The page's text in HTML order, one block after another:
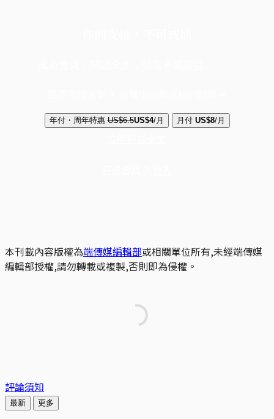
年付・周年特惠 US$6.5US$4/月 月付 US$8/月
本刊載內容版權為端傳媒編輯部或相關單位所有,未經端傳媒
編輯部授權,請勿轉載或複製,否則即為侵權。
評論須知
最新 更多